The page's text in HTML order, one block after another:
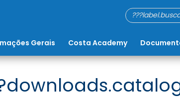
Gerais Costa Academy